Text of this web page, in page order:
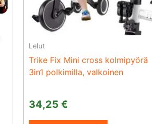
Lelut
Trike Fix Mini cross kolmipyörä
3in1 polkimilla, valkoinen
34,25 €